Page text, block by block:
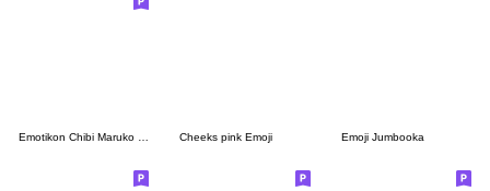
Cheeks pink Emoji Emoji Jumbooka